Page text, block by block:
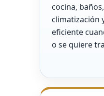
cocina,
climatización
eficiente
o se quiere